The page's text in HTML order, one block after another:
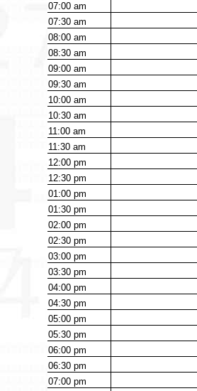
07:00am
07:30am
08:00am
08:30am
09:00am
09:30am
10:00am
10:30am
11:00am
11:30am
12:00pm
12:30pm
01:00pm
01:30pm
02:00pm
02:30pm
03:00pm
03:30pm
04:00pm
04:30pm
05:00pm
05:30pm
06:00pm
06:30pm
07:00pm